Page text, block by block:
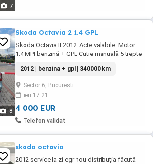
7
8
Skoda Octavia 2 1.4 GPL
Skoda Octavia II 2012. Acte valabile. Motor
1.4 MPI benzină + GPL Cutie manuală 5 trepte
climatic Interior piele Navigație Android cu
Bluetooth USB Geamuri electrice fata Oglinzi
electrice si incalzite Senzori de parcare
Proiectoare ...
2012 | benzina + gpl | 340000 km
Sector 6, Bucuresti
ieri 17:21
4 000 EUR
Telefon validat
skoda octavia
2012 service la zi egr nou distribuția făcută